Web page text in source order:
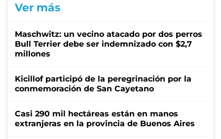
Ver más
Maschwitz: un vecino atacado por dos perros
Bull Terrier debe ser indemnizado con $2,7
millones
Kicillof participó de la peregrinación por la
conmemoración de San Cayetano
Casi 290 mil hectáreas están en manos
extranjeras en la provincia de Buenos Aires